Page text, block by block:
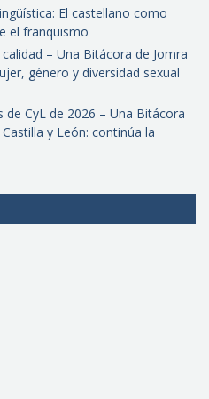
El castellano como
el franquismo
– Una Bitácora de Jomra
género y diversidad sexual
de CyL de 2026 – Una Bitácora
y León: continúa la